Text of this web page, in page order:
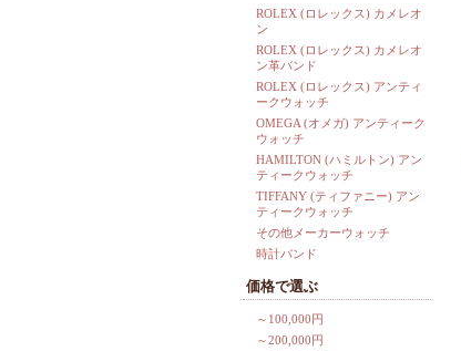
ROLEX (ロレックス) カメレオ
ン
ROLEX (ロレックス) カメレオ
ン革バンド
ROLEX (ロレックス) アンティ
ークウォッチ
OMEGA (オメガ) アンティーク
ウォッチ
HAMILTON (ハミルトン) アン
ティークウォッチ
TIFFANY (ティファニー) アン
ティークウォッチ
その他メーカーウォッチ
時計バンド
価格で選ぶ
～100,000円
～200,000円